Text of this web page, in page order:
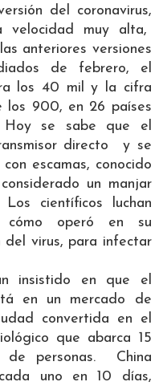
del coronavirus,
velocidad muy alta,
anteriores versiones
de febrero, el
los 40 mil y la cifra
900, en 26 países
se sabe que el
directo y se
escamas, conocido
un manjar
científicos luchan
operó en su
del virus, para infectar
insistido en que el
en un mercado de
convertida en el
que abarca 15
de personas. China
uno en 10 días,